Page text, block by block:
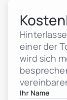
einer der
wird sich
Ihr Name